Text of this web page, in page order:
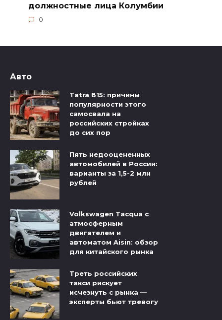
должностные лица Колумбии
0
Авто
Tatra 815: причины
популярности этого
самосвала на
российских стройках
до сих пор
Пять недооцененных
автомобилей в России:
варианты за 1,5-2 млн
рублей
Volkswagen Tacqua с
атмосферным
двигателем и
автоматом Aisin: обзор
для китайского рынка
Треть российских
такси рискует
исчезнуть с рынка —
эксперты бьют тревогу